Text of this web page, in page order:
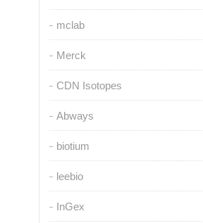
mclab
Merck
CDN Isotopes
Abways
biotium
leebio
InGex